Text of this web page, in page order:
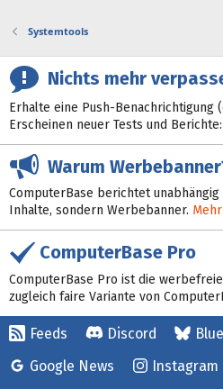
Systemtools
Nichts mehr
Erhalte eine Push-
Erscheinen neuer Tests und Berichte:
Warum
ComputerBase berichtet
Inhalte, sondern Werbebanner.
ComputerBase Pro
ComputerBase Pro ist die
zugleich faire Variante von
Feeds Discord
Google News
Instagram